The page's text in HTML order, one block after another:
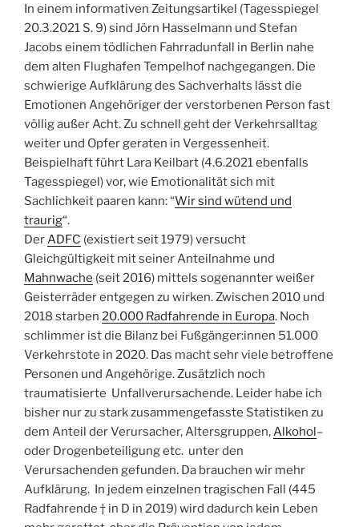
In einem informativen Zeitungsartikel (Tagesspiegel
20.3.2021 S. 9) sind Jörn Hasselmann und Stefan
Jacobs einem tödlichen Fahrradunfall in Berlin nahe
dem alten Flughafen Tempelhof nachgegangen. Die
schwierige Aufklärung des Sachverhalts lässt die
Emotionen Angehöriger der verstorbenen Person fast
völlig außer Acht. Zu schnell geht der Verkehrsalltag
weiter und Opfer geraten in Vergessenheit.
Beispielhaft führt Lara Keilbart (4.6.2021 ebenfalls
Tagesspiegel) vor, wie Emotionalität sich mit
Sachlichkeit paaren kann: “Wir sind wütend und
traurig“.
DerADFC (existiert seit 1979) versucht
Gleichgültigkeit mit seiner Anteilnahme und
Mahnwache (seit 2016) mittels sogenannter weißer
Geisterräder entgegen zu wirken. Zwischen 2010 und
2018 starben 20.000 Radfahrende in Europa. Noch
schlimmer ist die Bilanz bei Fußgänger:innen 51.000
Verkehrstote in 2020. Das macht sehr viele betroffene
Personen und Angehörige. Zusätzlich noch
traumatisierte Unfallverursachende. Leider habe ich
bisher nur zu stark zusammengefasste Statistiken zu
dem Anteil der Verursacher, Altersgruppen,Alkohol–
oder Drogenbeteiligung etc. unter den
Verursachenden gefunden. Da brauchen wir mehr
Aufklärung. In jedem einzelnen tragischen Fall (445
Radfahrende † in D in 2019) wird dadurch kein Leben